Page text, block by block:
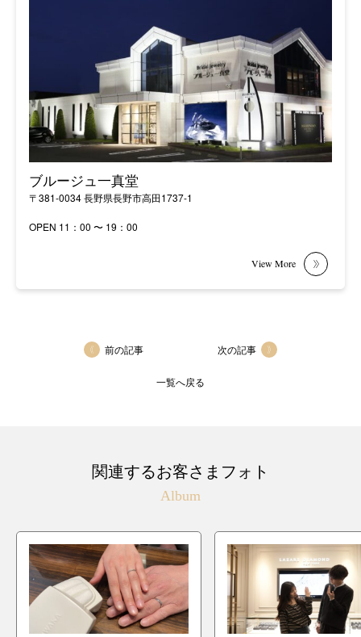
ブルージュ一真堂
〒381-0034 長野県長野市高田1737-1
OPEN 11：00 〜 19：00
前の記事
一覧へ戻る
次の記事
関連するお客さまフォト
Album